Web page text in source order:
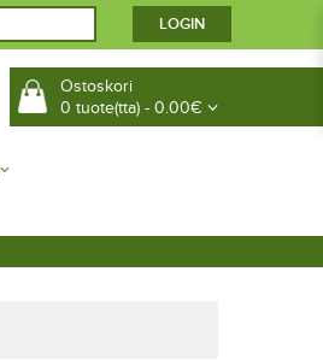
Ostoskori
0 tuote(tta) - 0.00€